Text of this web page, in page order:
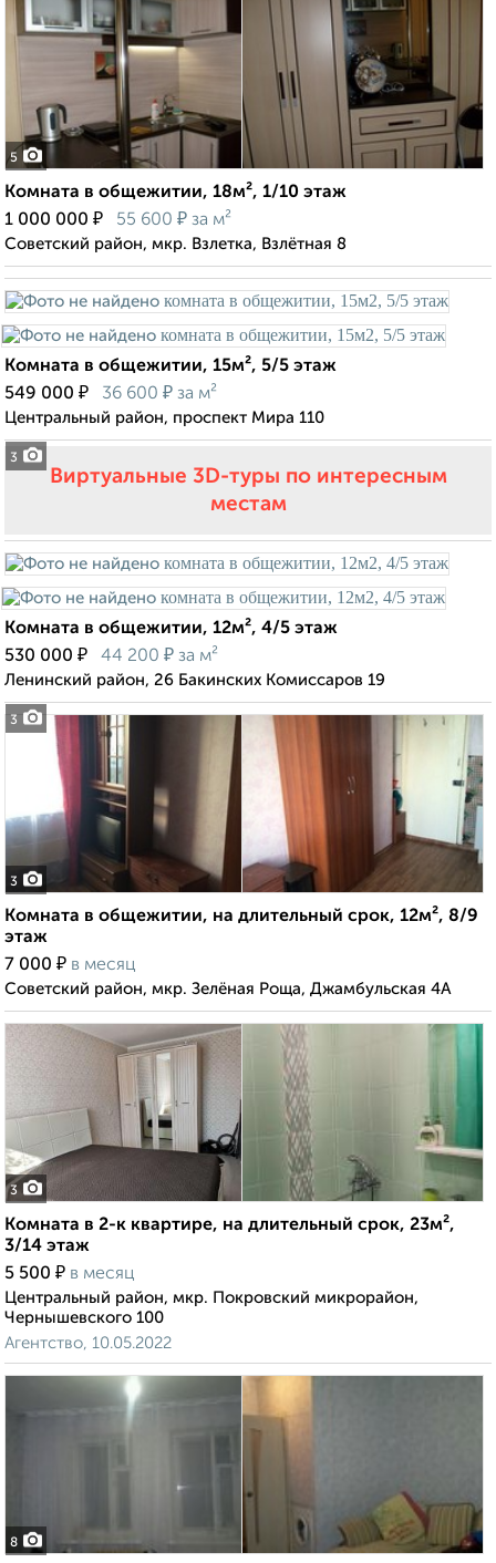
5
Комната в общежитии, 18м², 1/10 этаж
1 000 000 ₽ 55 600 ₽ за м²
Советский район, мкр. Взлетка, Взлётная 8
3
Комната в общежитии, 15м², 5/5 этаж
549 000 ₽ 36 600 ₽ за м²
Центральный район, проспект Мира 110
Виртуальные 3D-туры по интересным
местам
3
Комната в общежитии, 12м², 4/5 этаж
530 000 ₽ 44 200 ₽ за м²
Ленинский район, 26 Бакинских Комиссаров 19
3
Комната в общежитии, на длительный срок, 12м², 8/9
этаж
7 000 ₽ в месяц
Советский район, мкр. Зелёная Роща, Джамбульская 4А
3
Комната в 2-к квартире, на длительный срок, 23м²,
3/14 этаж
5 500 ₽ в месяц
Центральный район, мкр. Покровский микрорайон,
Чернышевского 100
Агентство, 10.05.2022
8